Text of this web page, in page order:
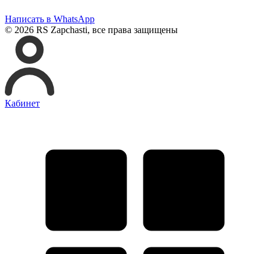
Написать в WhatsApp
© 2026 RS Zapchasti, все права защищены
Кабинет